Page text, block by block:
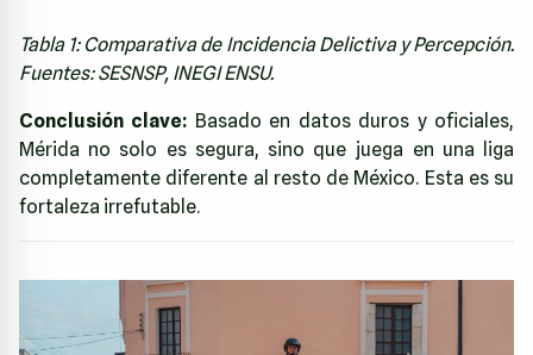
Tabla 1: Comparativa de Incidencia Delictiva y Percepción.
Fuentes: SESNSP, INEGI ENSU.
Conclusión clave: Basado en datos duros y oficiales,
Mérida no solo es segura, sino que juega en una liga
completamente diferente al resto de México. Esta es su
fortaleza irrefutable.